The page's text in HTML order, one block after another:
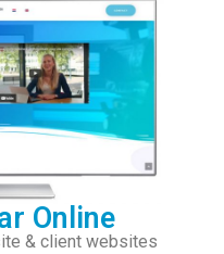
Online
& client websites